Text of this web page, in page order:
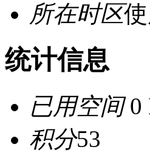
所在时区
统计信息
已用空间0
积分53